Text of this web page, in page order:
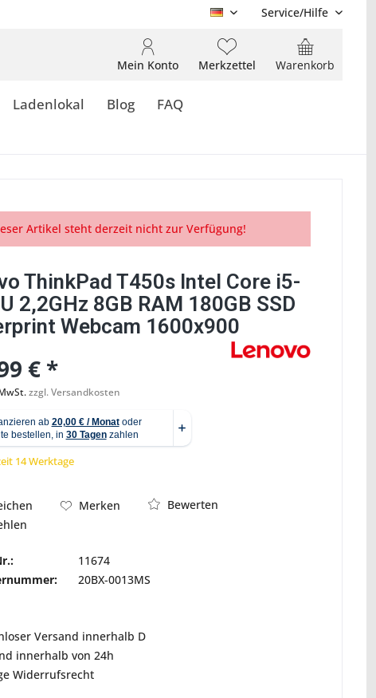
DE Service/Hilfe
Warenkorb
Merkzettel
Mein Konto
Ladenlokal Blog FAQ
Artikel steht derzeit nicht zur Verfügung!
ThinkPad T450s Intel Core i5-
2,2GHz 8GB RAM 180GB SSD
Webcam 1600x900
€ *
zzgl. Versandkosten
14 Werktage
Merken
Bewerten
11674
20BX-0013MS
Versand innerhalb D
innerhalb von 24h
Widerrufsrecht